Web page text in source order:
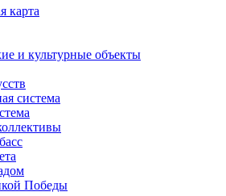
карта
и культурные объекты
система
Победы